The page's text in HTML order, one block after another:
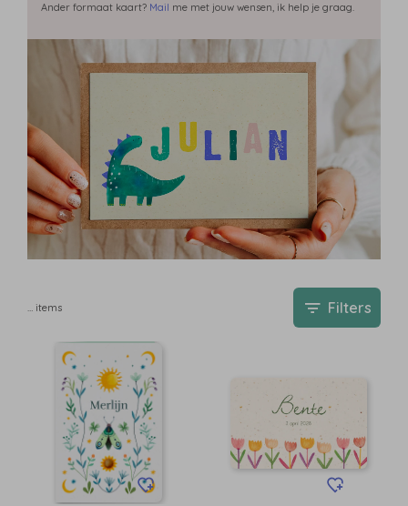
Ander formaat kaart? Mail me met jouw wensen, ik help je graag.
… items Filters